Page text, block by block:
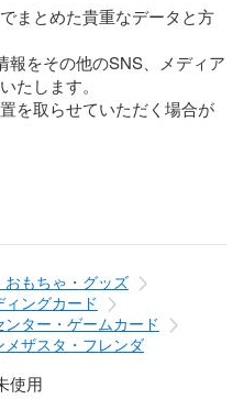
まとめた貴重なデータと方
報をその他のSNS、メディア
たします。
を取らせていただく場合が
おもちゃ・グッズ
ィングカード
ンター・ゲームカード
メザスタ・フレンダ
使用